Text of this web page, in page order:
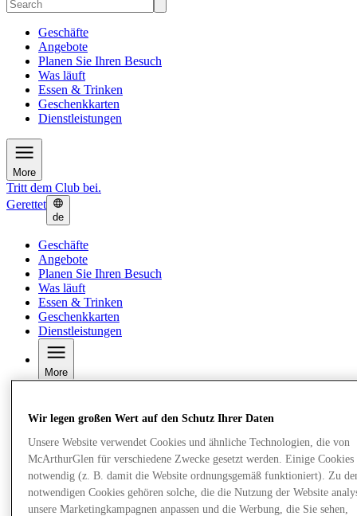
Geschäfte
Angebote
Planen Sie Ihren Besuch
Was läuft
Essen & Trinken
Geschenkkarten
Dienstleistungen
More
Tritt dem Club bei.
Gerettet
de
Geschäfte
Angebote
Planen Sie Ihren Besuch
Was läuft
Essen & Trinken
Geschenkkarten
Dienstleistungen
More
Wir legen großen Wert auf den Schutz Ihrer Daten
Unsere Website verwendet Cookies und ähnliche Technologien, die von
McArthurGlen für verschiedene Zwecke gesetzt werden. Einige Cookies
notwendig (z. B. damit die Website ordnungsgemäß funktioniert). Zu
notwendigen Cookies gehören solche, die die Nutzung der Website
unsere Marketingkampagnen anpassen und die Werbung, die Sie sehen,